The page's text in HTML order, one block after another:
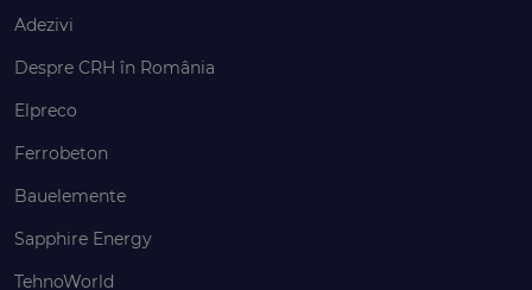
Adezivi
Despre CRH în România
Elpreco
Ferrobeton
Bauelemente
Sapphire Energy
TehnoWorld